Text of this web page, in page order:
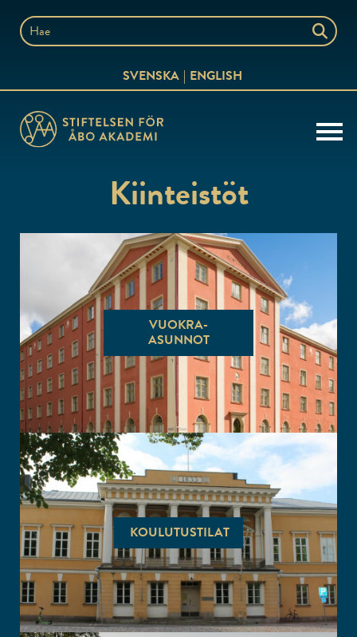
sisältöön
Hae
SVENSKA ENGLISH
Kiinteistöt
VUOKRA-
ASUNNOT
KOULUTUSTILAT